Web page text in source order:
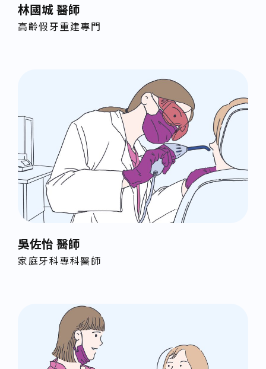
林國城 醫師
高齡假牙重建專門
吳佐怡 醫師
家庭牙科專科醫師